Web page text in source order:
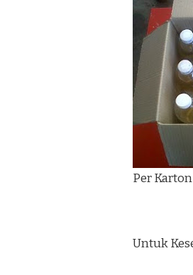
Per Karton
Untuk